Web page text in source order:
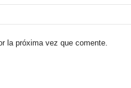
la próxima vez que comente.